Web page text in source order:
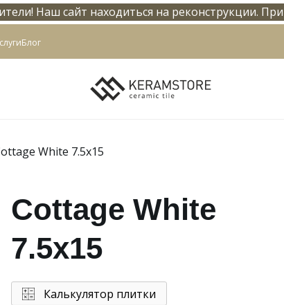
info@keramstore.ru
Наш сайт находиться на реконструкции.
Блог
White 7.5x15
Cottage White
7.5x15
Калькулятор плитки